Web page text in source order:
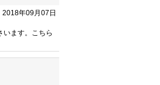
2018年09月07日
います。こちら